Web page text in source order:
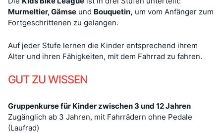
Murmeltier, Gämse und Bouquetin, um vom Anfänger zum
Fortgeschrittenen zu gelangen.
Auf jeder Stufe lernen die Kinder entsprechend ihrem
Alter und ihren Fähigkeiten, mit dem Fahrrad zu fahren.
GUT ZU WISSEN
Gruppenkurse für Kinder zwischen 3 und 12 Jahren
Zugänglich ab 3 Jahren, mit Fahrrädern ohne Pedale
(Laufrad)